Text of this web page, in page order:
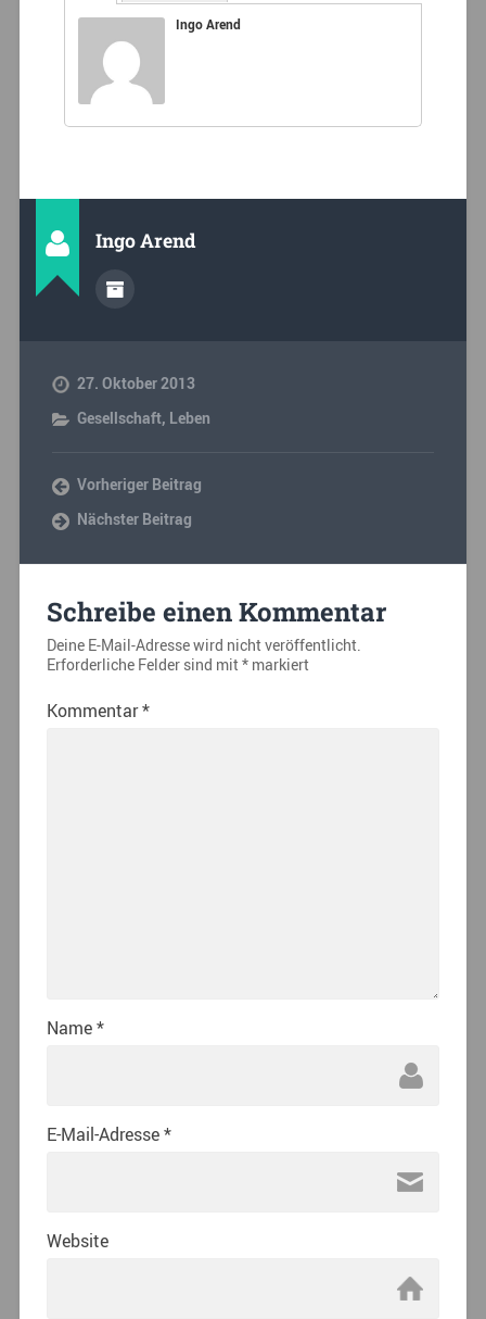
Ingo Arend
Ingo Arend
27. Oktober 2013
Gesellschaft, Leben
Vorheriger Beitrag
Nächster Beitrag
Schreibe einen Kommentar
Deine E-Mail-Adresse wird nicht veröffentlicht.
Erforderliche Felder sind mit*markiert
Kommentar*
Name*
E-Mail-Adresse*
Website